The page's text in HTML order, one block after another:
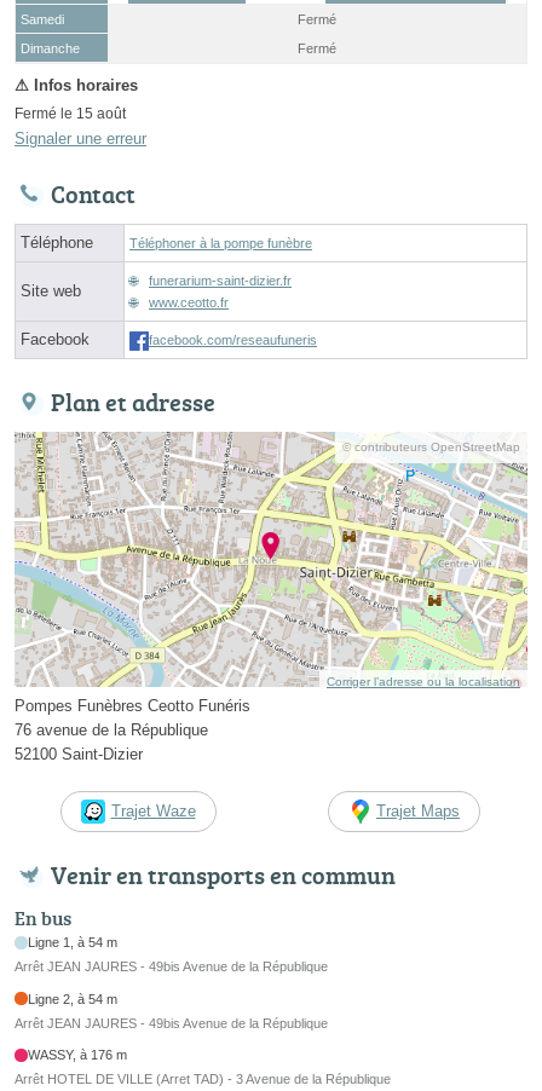
Samedi
(15 août)
Fermé
Dimanche
Fermé
Fermé le 15 août
Signaler une erreur
Contact
Téléphone Téléphoner à la pompe funèbre
Site web
funerarium-saint-dizier.fr
www.ceotto.fr
Facebook facebook.com/reseaufuneris
Plan et adresse
© contributeurs OpenStreetMap
Corriger l’adresse ou la localisation
Pompes Funèbres Ceotto Funéris
76 avenue de la République
52100 Saint-Dizier
Trajet Waze Trajet Maps
Venir en transports en commun
En bus
Ligne 1, à 54 m
Arrêt JEAN JAURES - 49bis Avenue de la République
Ligne 2, à 54 m
Arrêt JEAN JAURES - 49bis Avenue de la République
WASSY, à 176 m
Arrêt HOTEL DE VILLE (Arret TAD) - 3 Avenue de la République